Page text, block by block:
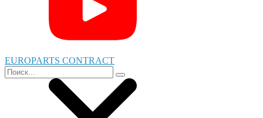
EUROPARTS CONTRACT